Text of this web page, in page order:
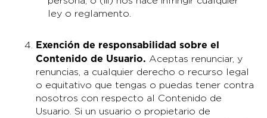
ley o reglamento.
Exención de responsabilidad sobre el
Contenido de Usuario. Aceptas renunciar, y
renuncias, a cualquier derecho o recurso legal
o equitativo que tengas o puedas tener contra
nosotros con respecto al Contenido de
Usuario. Si un usuario o propietario de